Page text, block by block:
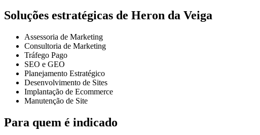
Soluções estratégicas de Heron da Veiga
Assessoria de Marketing
Consultoria de Marketing
Tráfego Pago
SEO e GEO
Planejamento Estratégico
Desenvolvimento de Sites
Implantação de Ecommerce
Manutenção de Site
Para quem é indicado